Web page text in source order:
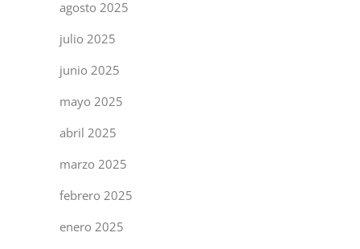
agosto 2025
julio 2025
junio 2025
mayo 2025
abril 2025
marzo 2025
febrero 2025
enero 2025